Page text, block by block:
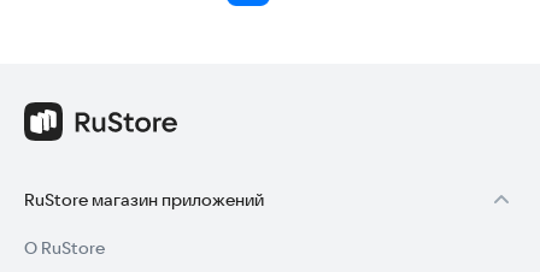
RuStore магазин приложений
О RuStore